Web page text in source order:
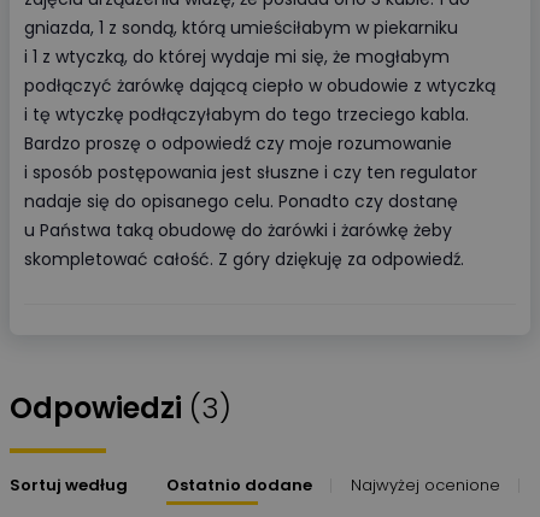
gniazda, 1 z sondą, którą umieściłabym w piekarniku
i 1 z wtyczką, do której wydaje mi się, że mogłabym
podłączyć żarówkę dającą ciepło w obudowie z wtyczką
i tę wtyczkę podłączyłabym do tego trzeciego kabla.
Bardzo proszę o odpowiedź czy moje rozumowanie
i sposób postępowania jest słuszne i czy ten regulator
nadaje się do opisanego celu. Ponadto czy dostanę
u Państwa taką obudowę do żarówki i żarówkę żeby
skompletować całość. Z góry dziękuję za odpowiedź.
Odpowiedzi (3)
Sortuj według Ostatnio dodane Najwyżej ocenione